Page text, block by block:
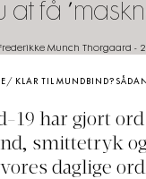
at få
Munch Thorgaard -
/ KLAR TIL MUNDBIND? SÅDAN
19 har gjort
smittetryk
daglige